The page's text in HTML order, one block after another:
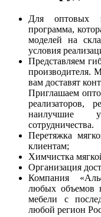
Для оптовых
программа,
моделей на
условия
Представляем
производителя.
вам доставят
Приглашаем
реализаторов,
наилучшие
сотрудничества.
Перетяжка
клиентам;
Химчистка
Организация
Компания
любых объемов
мебели с
любой регион